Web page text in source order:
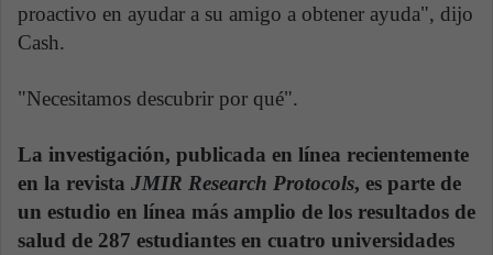
proactivo en ayudar a su amigo a obtener ayuda", dijo
Cash.
"Necesitamos descubrir por qué".
La investigación, publicada en línea recientemente
en la revista JMIR Research Protocols, es parte de
un estudio en línea más amplio de los resultados de
salud de 287 estudiantes en cuatro universidades